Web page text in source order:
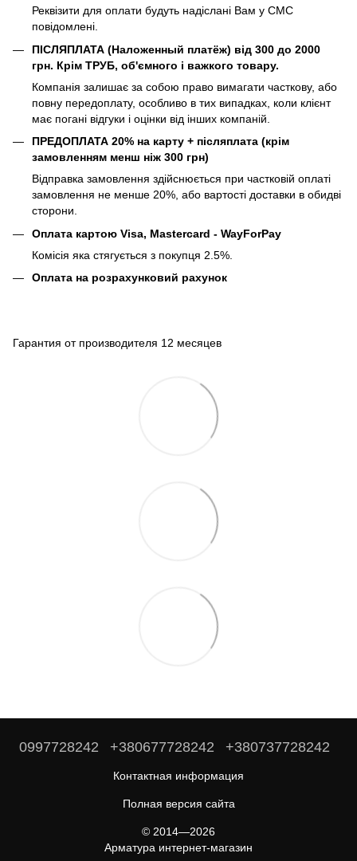
Реквізити для оплати будуть надіслані Вам у СМС
повідомлені.
ПІСЛЯПЛАТА (Наложенный платёж) від 300 до 2000
грн. Крім ТРУБ, об'ємного і важкого товару.
Компанія залишає за собою право вимагати часткову, або
повну передоплату, особливо в тих випадках, коли клієнт
має погані відгуки і оцінки від інших компаній.
ПРЕДОПЛАТА 20% на карту + післяплата (крім
замовленням менш ніж 300 грн)
Відправка замовлення здійснюється при частковій оплаті
замовлення не менше 20%, або вартості доставки в обидві
сторони.
Оплата картою Visa, Mastercard - WayForPay
Комісія яка стягується з покупця 2.5%.
Оплата на розрахунковий рахунок
Гарантия от производителя 12 месяцев
0997728242 +380677728242 +380737728242
Контактная информация
Полная версия сайта
© 2014—2026
Арматура интернет-магазин